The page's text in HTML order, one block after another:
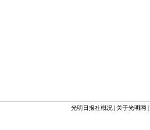
光明日报社概况 关于光明网